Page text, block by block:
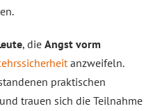
, die Angst vorm
anzweifeln.
praktischen
trauen sich die Teilnahme